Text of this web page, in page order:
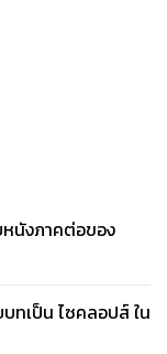
หนังภาคต่อของ
ทเป็น ไซคลอปส์ ใน